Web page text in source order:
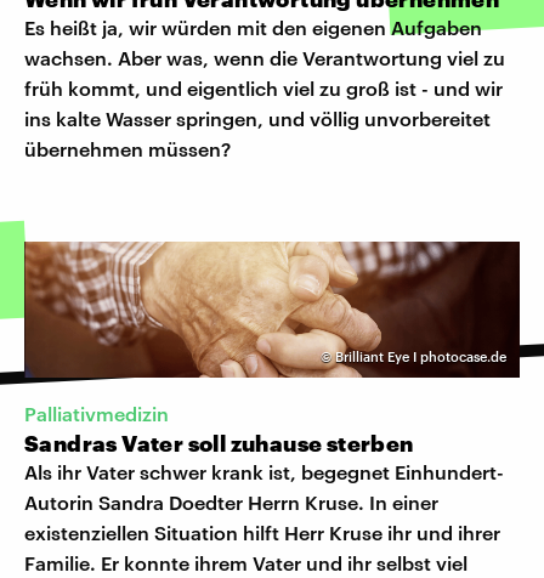
Es heißt ja, wir würden mit den eigenen Aufgaben
wachsen. Aber was, wenn die Verantwortung viel zu
früh kommt, und eigentlich viel zu groß ist - und wir
ins kalte Wasser springen, und völlig unvorbereitet
übernehmen müssen?
©Brilliant Eye I photocase.de
Palliativmedizin
Sandras Vater soll zuhause sterben
Als ihr Vater schwer krank ist, begegnet Einhundert-
Autorin Sandra Doedter Herrn Kruse. In einer
existenziellen Situation hilft Herr Kruse ihr und ihrer
Familie. Er konnte ihrem Vater und ihr selbst viel